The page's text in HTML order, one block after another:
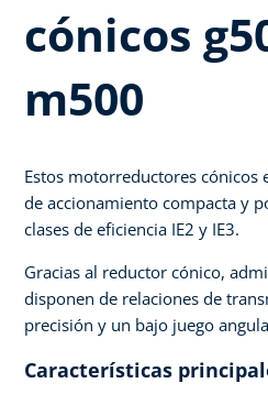
cónicos
m500
Estos motorreductores cónicos
de accionamiento compacta y
clases de eficiencia IE2 y IE3.
Gracias al reductor cónico,
disponen de relaciones de
precisión y un bajo juego
Características